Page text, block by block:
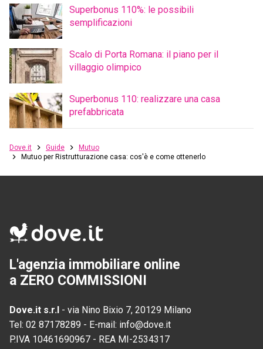
Superbonus 110%: le possibili
semplificazioni
Scalo di Porta Romana: il piano per il
villaggio olimpico
Superbonus 110: realizzare una casa
prefabbricata
Dove.it Guide
Mutuo
Mutuo per Ristrutturazione casa: cos'è e come ottenerlo
L'agenzia immobiliare online
a ZERO COMMISSIONI
Dove.it s.r.l - via Nino Bixio 7, 20129 Milano
Tel: 02 87178289 - E-mail: info@dove.it
P.IVA 10461690967 - REA MI-2534317